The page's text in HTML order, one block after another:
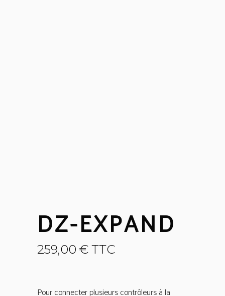
DZ-EXPAND
259,00 € TTC
Pour connecter plusieurs contrôleurs à la